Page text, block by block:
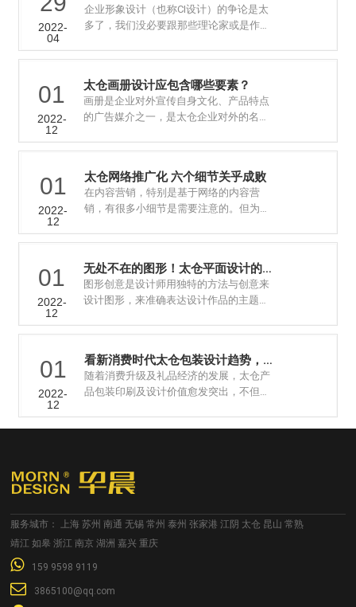
2022-
04
企业形象设计（也称CI设计）的争论是太
多了，我们没必要跟那些理论家或是作家
要。...
01
2022-
12
太仓画册设计应包含哪些要素？
画册是企业对外宣传自身文化、产品特点
的广告媒介之一，是太仓企业对外的名
广具有非常重要......
01
2022-
12
太仓网络推广化 六个细节关乎成败
在内容营销，特别是基于网络的内容营
销，有很多小细节是需要注意的。但为什
呢？...
01
2022-
12
无处不在的图形！太仓平面设计的核心
图形创意是设计师用独特的方法与创意来
设计图形，来准确表达设计作品的主题内
计过程。广告......
01
2022-
12
看新消费时代太仓包装设计趋势，4月这个包...
随着消费升级及礼品经济的发展，太仓产
品包装印刷及设计价值愈发突出，不但要
服务城市： 上海 苏州 南通 无锡 常州 泰州 张家港 江阴 太仓 昆山 常熟
靖江 如皋 浙江 南京 湖洲 嘉兴 重庆
159 9598 9119
3865100@qq.com